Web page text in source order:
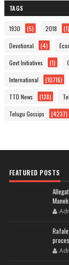
TAGS
1930 (5) 2018 (1)
Devotional (4)
Govt Initiatives (1)
International (10716)
TTD News (138)
Telugu Gossips (4237)
FEATURED POSTS